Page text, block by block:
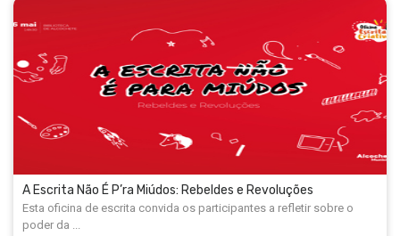
A Escrita Não É P’ra Miúdos: Rebeldes e Revoluções
Esta oficina de escrita convida os participantes a refletir sobre o
poder da ...